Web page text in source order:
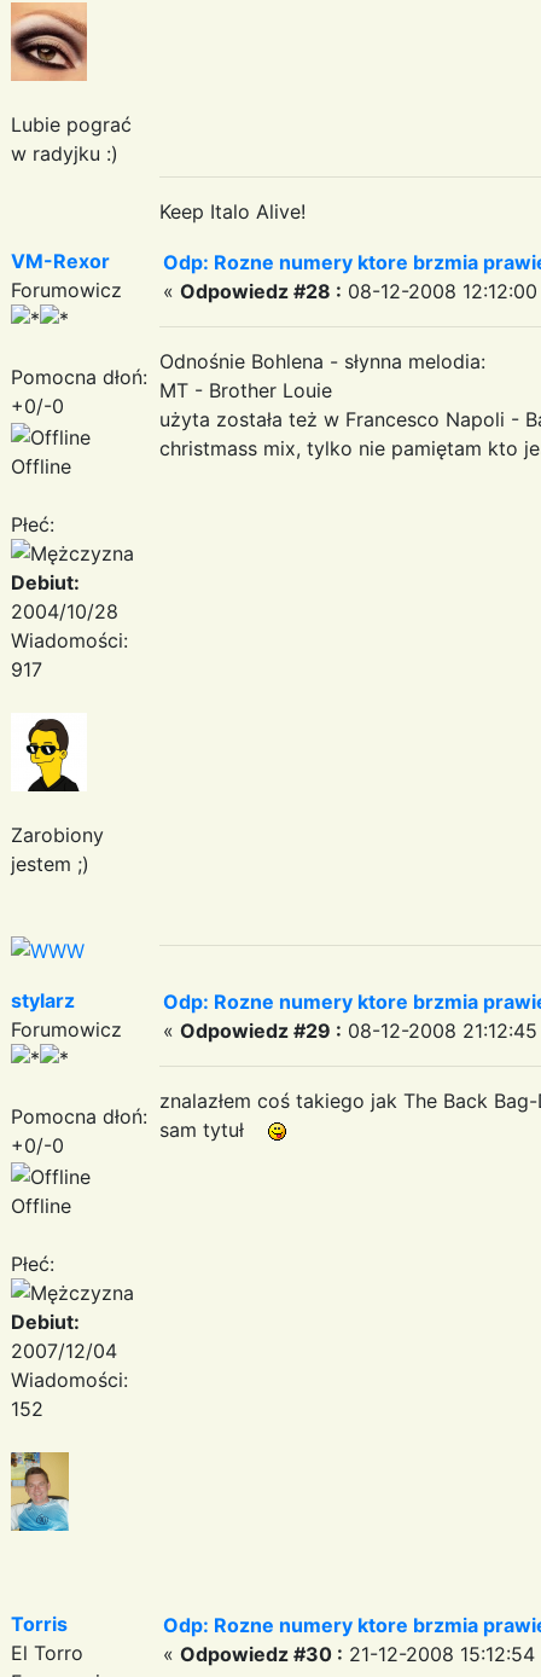
Lubie pograć
w radyjku :)
Keep Italo Alive!
VM-Rexor
Forumowicz
Pomocna dłoń:
+0/-0
Offline
Płeć:
Debiut:
2004/10/28
Wiadomości:
917
Zarobiony
jestem ;)
Odp: Rozne numery ktore brzmia
« Odpowiedz #28 : 08-12-2008
Odnośnie Bohlena - słynna melodia:
MT - Brother Louie
użyta została też w Francesco Napoli -
christmass mix, tylko nie pamiętam kto
stylarz
Forumowicz
Pomocna dłoń:
+0/-0
Offline
Płeć:
Debiut:
2007/12/04
Wiadomości:
152
Odp: Rozne numery ktore brzmia
« Odpowiedz #29 : 08-12-2008
znalazłem coś takiego jak The Back
sam tytuł
Torris
El Torro
Odp: Rozne numery ktore brzmia
« Odpowiedz #30 : 21-12-2008 15:12:54